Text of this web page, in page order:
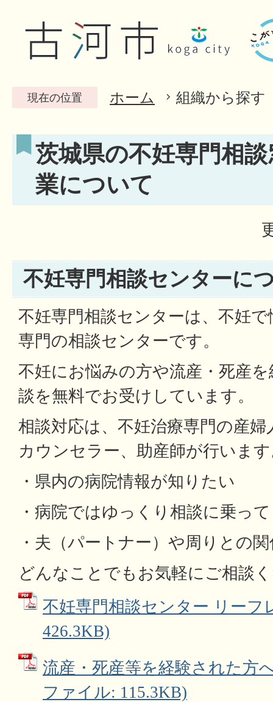
現在の位置 ホーム 組織から探す
茨城県の不妊専門相
業について
不妊専門相談センターに
不妊専門相談センターは、不妊
専門の相談センターです。
不妊にお悩みの方や流産・死産
談を無料でお受けしています。
相談対応は、不妊治療専門の産婦
カウンセラー、助産師が行いま
・県内の病院情報が知りたい
・病院ではゆっくり相談に乗っ
・夫（パートナー）や周りとの
どんなことでもお気軽にご相談
不妊専門相談センター リーフ
426.3KB)
流産・死産等を経験された方
ファイル: 115.3KB)